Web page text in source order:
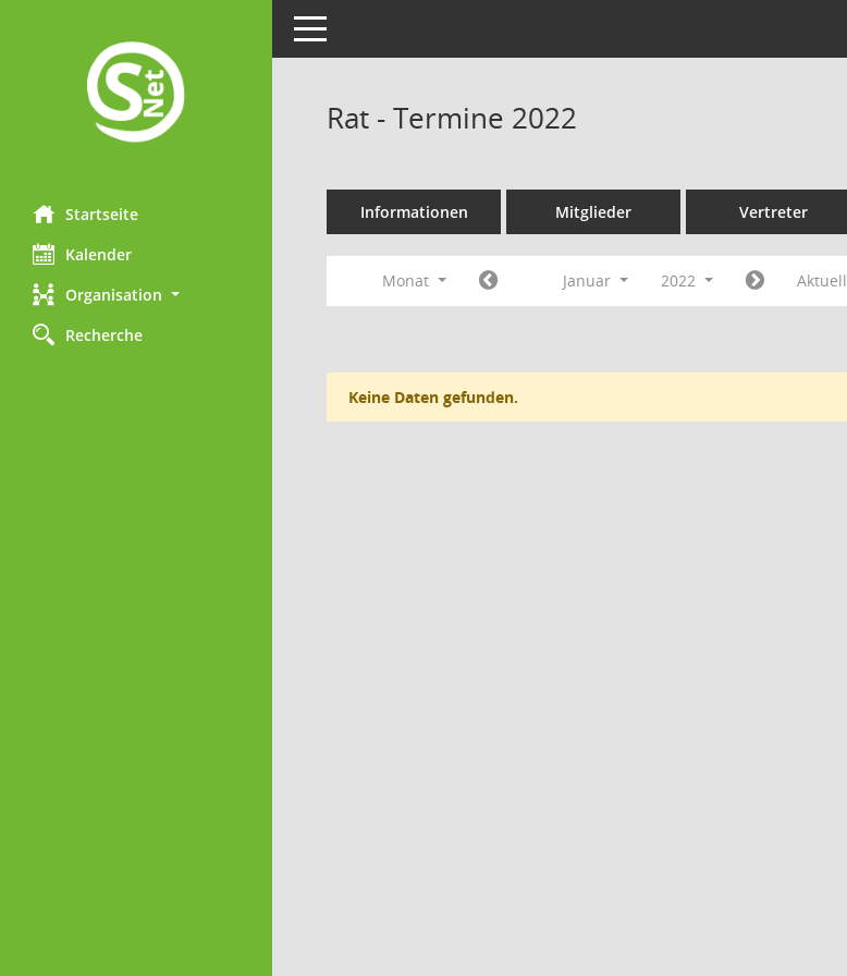
Startseite
Kalender
Organisation
Recherche
Toggle navigation
Rat - Termine 2022
Informationen Mitglieder Vertreter
Monat Januar 2022 Aktuell
Keine Daten gefunden.